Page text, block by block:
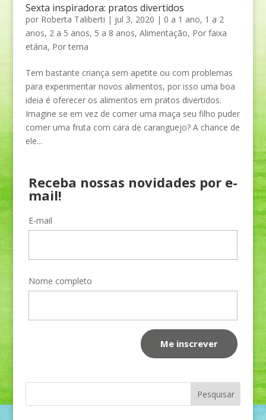
Sexta inspiradora: pratos divertidos
por Roberta Taliberti | jul 3, 2020 | 0 a 1 ano, 1 a 2
anos, 2 a 5 anos, 5 a 8 anos, Alimentação, Por faixa
etária, Por tema
Tem bastante criança sem apetite ou com problemas
para experimentar novos alimentos, por isso uma boa
ideia é oferecer os alimentos em pratos divertidos.
Imagine se em vez de comer uma maça seu filho puder
comer uma fruta com cara de caranguejo? A chance de
ele...
Receba nossas novidades por e-
mail!
E-mail
Nome completo